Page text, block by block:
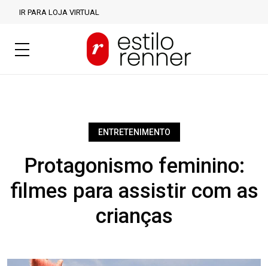
IR PARA LOJA VIRTUAL
ENTRETENIMENTO
Protagonismo feminino:
filmes para assistir com as
crianças